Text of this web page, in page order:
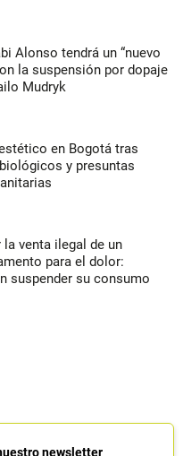
Alonso tendrá un “nuevo
la suspensión por dopaje
Mudryk
en Bogotá tras
y presuntas
venta ilegal de un
para el dolor:
suspender su consumo
newsletter